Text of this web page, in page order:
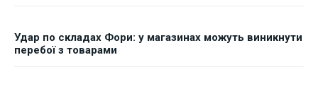
Удар по складах Фори: у магазинах можуть виникнути
перебої з товарами